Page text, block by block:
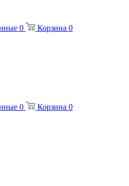
0 Корзина 0
0 Корзина 0